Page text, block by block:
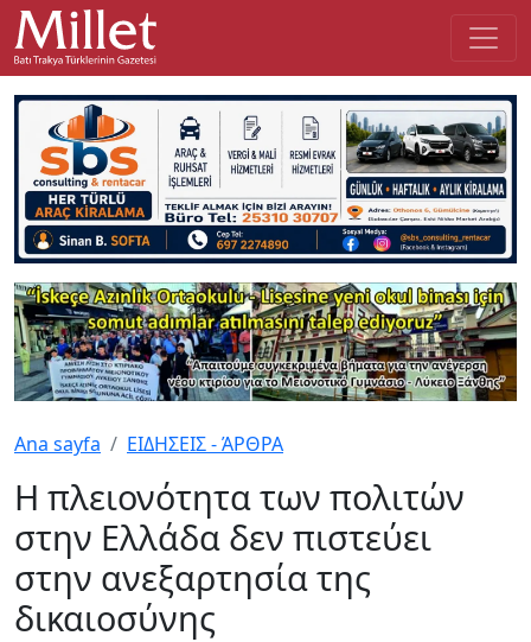
Ana sayfa ΕΙΔΗΣΕΙΣ - ΆΡΘΡΑ
Η πλειονότητα των πολιτών
στην Ελλάδα δεν πιστεύει
στην ανεξαρτησία της
δικαιοσύνης